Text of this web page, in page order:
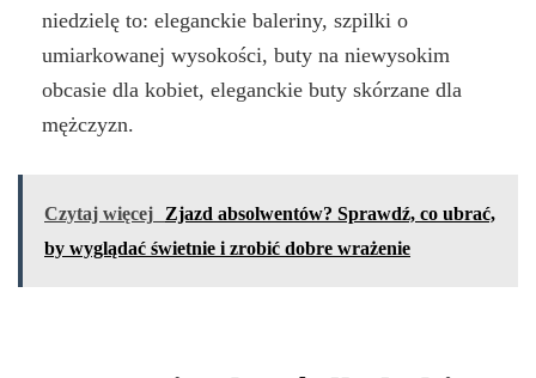
niedzielę to: eleganckie baleriny, szpilki o
umiarkowanej wysokości, buty na niewysokim
obcasie dla kobiet, eleganckie buty skórzane dla
mężczyzn.
Czytaj więcej
Zjazd absolwentów? Sprawdź, co ubrać,
by wyglądać świetnie i zrobić dobre wrażenie